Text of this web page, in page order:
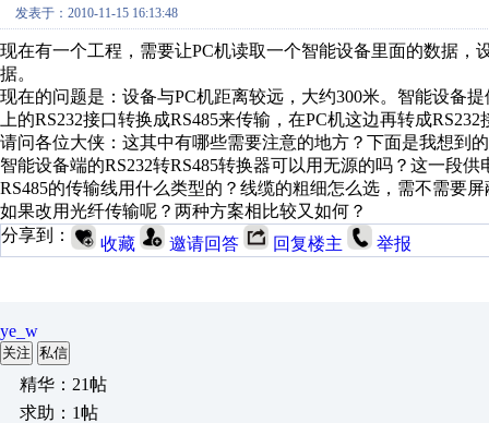
发表于：2010-11-15 16:13:48
现在有一个工程，需要让PC机读取一个智能设备里面的数据，
据。
现在的问题是：设备与PC机距离较远，大约300米。智能设备
上的RS232接口转换成RS485来传输，在PC机这边再转成
请问各位大侠：这其中有哪些需要注意的地方？下面是我想到
智能设备端的RS232转RS485转换器可以用无源的吗？这一段供
RS485的传输线用什么类型的？线缆的粗细怎么选，需不需要
如果改用光纤传输呢？两种方案相比较又如何？
分享到：
收藏 邀请回答 回复楼主 举报
ye_w
关注 私信
精华：21帖
求助：1帖